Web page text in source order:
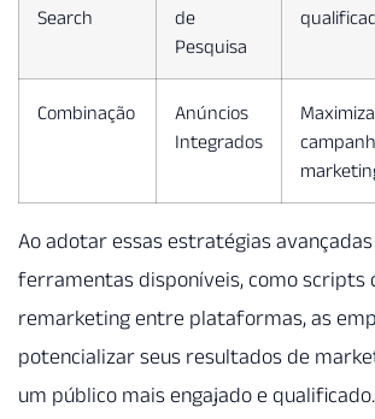
Search
de
Pesquisa
Combinação
Anúncios
Integrados
Ao adotar essas estratégias
ferramentas disponíveis, como scripts
remarketing entre plataformas, as
potencializar seus resultados de
um público mais engajado e